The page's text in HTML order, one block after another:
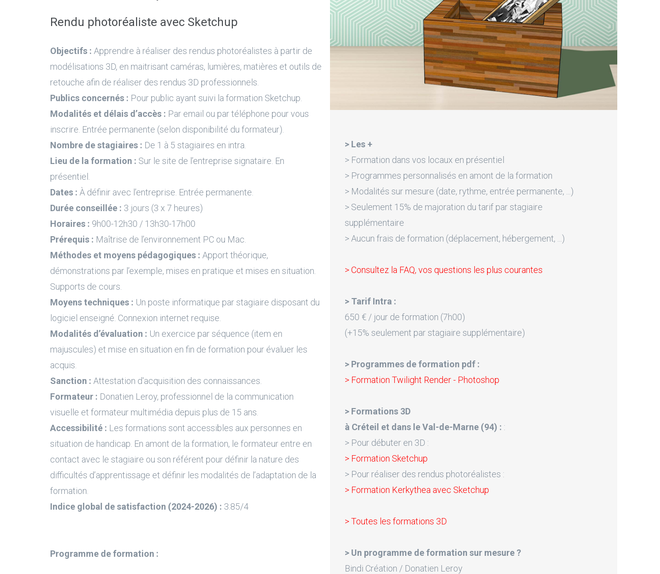
Rendu photoréaliste avec Sketchup
Objectifs : Apprendre à réaliser des rendus photoréalistes à partir de
modélisations 3D, en maitrisant caméras, lumières, matières et outils de
retouche afin de réaliser des rendus 3D professionnels.
Publics concernés : Pour public ayant suivi la formation Sketchup.
Modalités et délais d’accès : Par email ou par téléphone pour vous
inscrire. Entrée permanente (selon disponibilité du formateur).
Nombre de stagiaires : De 1 à 5 stagiaires en intra.
Lieu de la formation : Sur le site de l’entreprise signataire. En
présentiel.
Dates : À définir avec l’entreprise. Entrée permanente.
Durée conseillée : 3 jours (3 x 7 heures)
Horaires : 9h00-12h30 / 13h30-17h00
Prérequis : Maîtrise de l’environnement PC ou Mac.
Méthodes et moyens pédagogiques : Apport théorique,
démonstrations par l’exemple, mises en pratique et mises en situation.
Supports de cours.
Moyens techniques : Un poste informatique par stagiaire disposant du
logiciel enseigné. Connexion internet requise.
Modalités d’évaluation : Un exercice par séquence (item en
majuscules) et mise en situation en fin de formation pour évaluer les
acquis.
Sanction : Attestation d'acquisition des connaissances.
Formateur : Donatien Leroy, professionnel de la communication
visuelle et formateur multimédia depuis plus de 15 ans.
Accessibilité : Les formations sont accessibles aux personnes en
situation de handicap. En amont de la formation, le formateur entre en
contact avec le stagiaire ou son référent pour définir la nature des
difficultés d’apprentissage et définir les modalités de l’adaptation de la
formation.
Indice global de satisfaction (2024-2026) : 3.85/4
Programme de formation :
> Les +
> Formation dans vos locaux en présentiel
> Programmes personnalisés en amont de la formation
> Modalités sur mesure (date, rythme, entrée permanente, ...)
> Seulement 15% de majoration du tarif par stagiaire
supplémentaire
> Aucun frais de formation (déplacement, hébergement, ...)
> Consultez la FAQ, vos questions les plus courantes
> Tarif Intra :
650 € / jour de formation (7h00)
(+15% seulement par stagiaire supplémentaire)
> Programmes de formation pdf :
> Formation Twilight Render - Photoshop
> Formations 3D
à Créteil et dans le Val-de-Marne (94) : :
> Pour débuter en 3D :
> Formation Sketchup
> Pour réaliser des rendus photoréalistes :
> Formation Kerkythea avec Sketchup
> Toutes les formations 3D
> Un programme de formation sur mesure ?
Bindi Création / Donatien Leroy